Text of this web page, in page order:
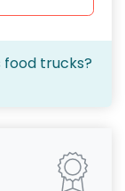
trucks?